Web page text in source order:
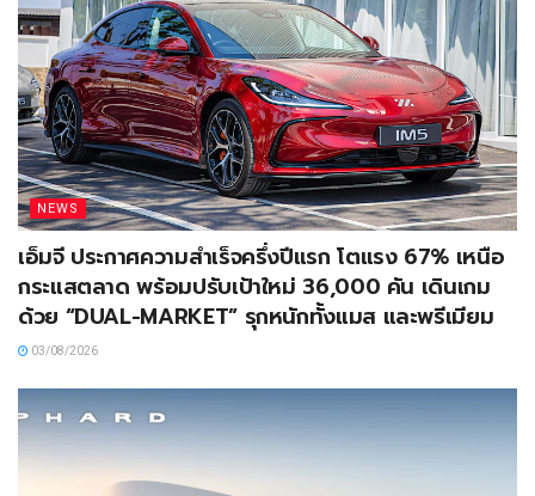
NEWS
เอ็มจี ประกาศความสำเร็จครึ่งปีแรก โตแรง 67% เหนือ
กระแสตลาด พร้อมปรับเป้าใหม่ 36,000 คัน เดินเกม
ด้วย “DUAL-MARKET” รุกหนักทั้งแมส และพรีเมียม
03/08/2026